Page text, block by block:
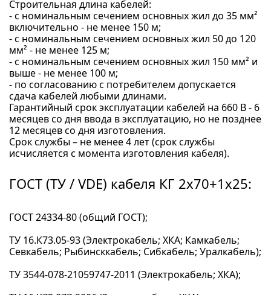
Строительная длина кабелей:
- с номинальным сечением основных жил до 35 мм²
включительно - не менее 150 м;
- с номинальным сечением основных жил 50 до 120
мм² - не менее 125 м;
- с номинальным сечением основных жил 150 мм² и
выше - не менее 100 м;
- по согласованию с потребителем допускается
сдача кабелей любыми длинами.
Гарантийный срок эксплуатации кабелей на 660 В - 6
месяцев со дня ввода в эксплуатацию, но не позднее
12 месяцев со дня изготовления.
Срок службы – не менее 4 лет (срок службы
исчисляется с момента изготовления кабеля).
ГОСТ (ТУ / VDE) кабеля КГ 2x70+1x25:
ГОСТ 24334-80 (общий ГОСТ);
ТУ 16.К73.05-93 (Электрокабель; ХКА; Камкабель;
Севкабель; Рыбинсккабель; Сибкабель; Уралкабель);
ТУ 3544-078-21059747-2011 (Электрокабель; ХКА);